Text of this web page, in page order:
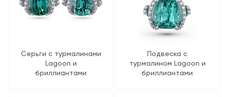
Серьги с турмалинами
Lagoon и
бриллиантами
Подвеска с
турмалином Lagoon и
бриллиантами